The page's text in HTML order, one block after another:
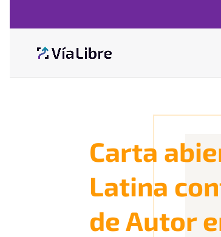
Carta
Latina
de Autor